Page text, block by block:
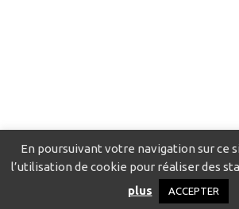
Catalogue pour localiser les fournisseurs
Politique de confidentialité
En poursuivant votre navigation sur ce
l’utilisation de cookie pour réaliser des
plus
ACCEPTER